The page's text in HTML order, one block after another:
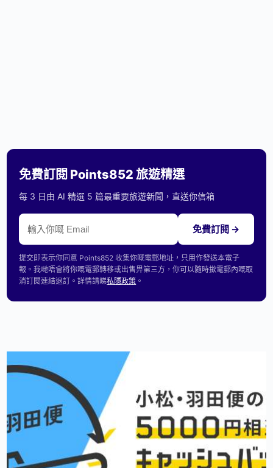
免費訂閱 Points852 旅遊精選
每 3 日由 AI 精選 5 篇最重要旅遊新聞，直送你信箱
免費訂閱 →
提交即表示你同意 Points852 收集你嘅電郵地址，只用作發送本電子
報。我哋唔會將你嘅電郵轉移或出售畀第三方，你可以隨時撳電郵內嘅取
消訂閱連結退訂。詳情請睇私隱政策 。